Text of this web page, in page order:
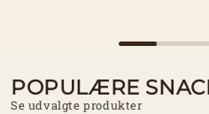
POPULÆRE
Se udvalgte produkter